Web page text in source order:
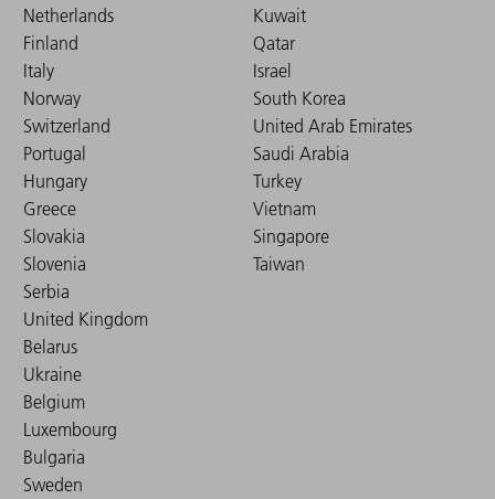
Netherlands
Finland
Italy
Norway
Switzerland
Portugal
Hungary
Greece
Slovakia
Slovenia
Serbia
United Kingdom
Belarus
Ukraine
Belgium
Luxembourg
Bulgaria
Sweden
Kuwait
Qatar
Israel
South Korea
United Arab Emirates
Saudi Arabia
Turkey
Vietnam
Singapore
Taiwan